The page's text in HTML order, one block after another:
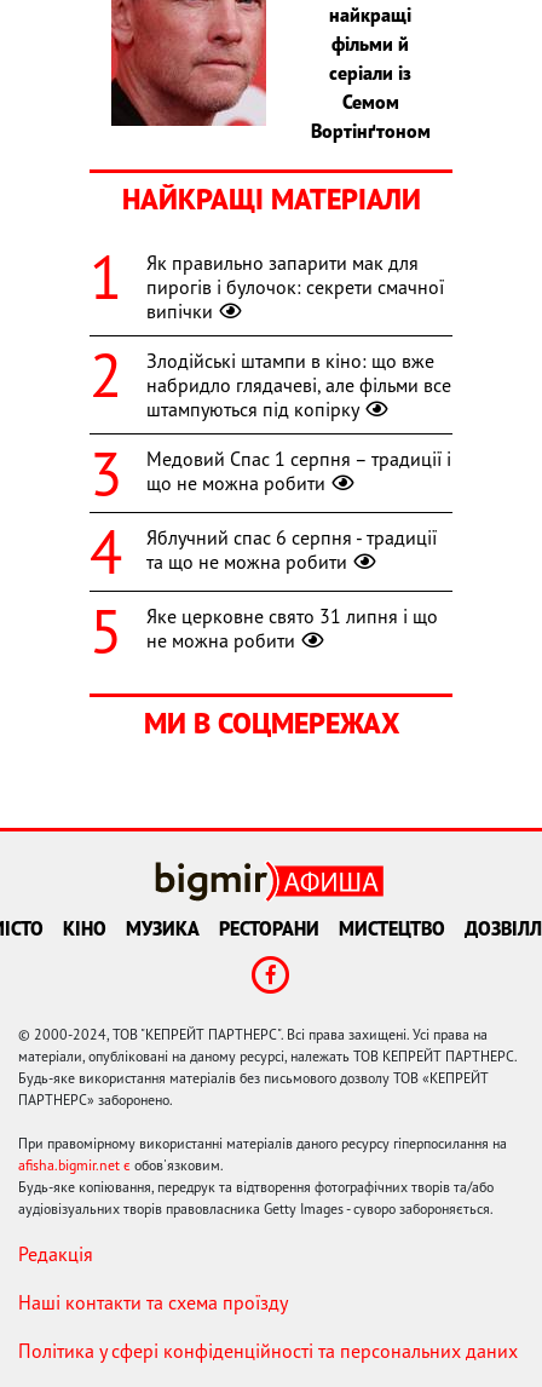
найкращі
фільми й
серіали із
Семом
Вортінґтоном
НАЙКРАЩІ МАТЕРІАЛИ
Як правильно запарити мак для
пирогів і булочок: секрети смачної
випічки
Злодійські штампи в кіно: що вже
набридло глядачеві, але фільми все
штампуються під копірку
Медовий Спас 1 серпня – традиції і
що не можна робити
Яблучний спас 6 серпня - традиції
та що не можна робити
Яке церковне свято 31 липня і що
не можна робити
МИ В СОЦМЕРЕЖАХ
КІНО МУЗИКА РЕСТОРАНИ МИСТЕЦТВО
© 2000-2024, ТОВ "КЕПРЕЙТ ПАРТНЕРС". Всі права захищені. Усі права на
матеріали, опубліковані на даному ресурсі, належать ТОВ КЕПРЕЙТ ПАРТНЕРС.
Будь-яке використання матеріалів без письмового дозволу ТОВ «КЕПРЕЙТ
ПАРТНЕРС» заборонено.
При правомірному використанні матеріалів даного ресурсу гіперпосилання на
afisha.bigmir.net є обов'язковим.
Будь-яке копіювання, передрук та відтворення фотографічних творів та/або
аудіовізуальних творів правовласника Getty Images - суворо забороняється.
Редакція
Наші контакти та схема проїзду
Політика у сфері конфіденційності та персональних даних